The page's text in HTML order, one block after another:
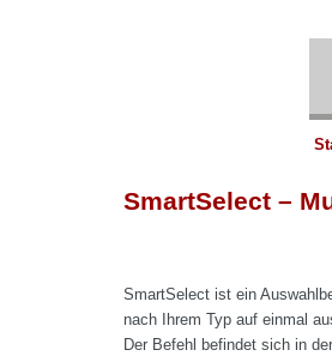
SmartSelect –
SmartSelect ist ein
nach Ihrem Typ auf einmal
Der Befehl befindet sich in